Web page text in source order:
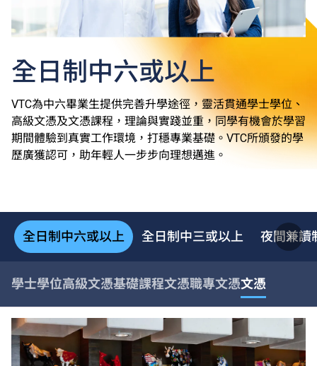
全日制中六或以上
VTC為中六畢業生提供完善升學途徑，靈活貫通學士學位、
高級文憑及文憑課程，理論與實踐並重，同學有機會於學習
期間體驗到真實工作環境，打穩專業基礎。VTC所頒發的學
歷廣獲認可，助年輕人一步步向理想邁進。
全日制中六或以上 全日制中三或以上 夜間兼讀
學士學位高級文憑基礎課程文憑職專文憑文憑